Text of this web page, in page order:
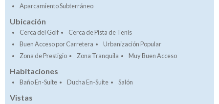
Aparcamiento Subterráneo
Ubicación
Cerca del Golf
Cerca de Pista de Tenis
Buen Acceso por Carretera
Urbanización Popular
Zona de Prestigio
Zona Tranquila Muy Buen Acceso
Habitaciones
Baño En-Suite Ducha En-Suite Salón
Vistas